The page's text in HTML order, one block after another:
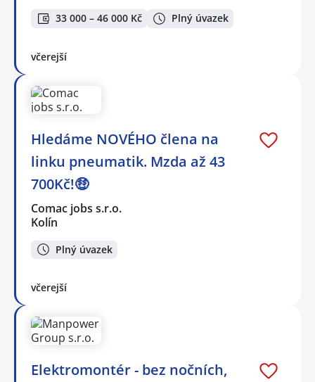
33 000 – 46 000 Kč Plný úvazek
včerejší
Hledáme NOVÉHO člena na
linku pneumatik. Mzda až 43
700Kč!🤑
Comac jobs s.r.o.
Kolín
Plný úvazek
včerejší
Elektromontér - bez nočních,